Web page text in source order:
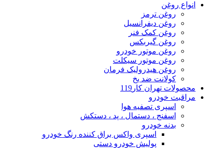
انواع روغن
روغن ترمز
روغن دیفرانسیل
روغن کمک فنر
روغن گیربکس
روغن موتور خودرو
روغن موتور سیکلت
روغن هیدرولیک فرمان
کولانت ضد یخ
محصولات تهران کار119
مراقبت خودرو
اسپری تصفیه هوا
اسفنج ، دستمال ، پد ، دستکش
بدنه خودرو
اسپری واکس براق کننده رنگ خودرو
پولیش خودرو دستی